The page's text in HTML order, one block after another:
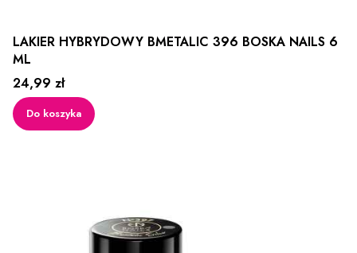
LAKIER HYBRYDOWY BMETALIC 396 BOSKA NAILS 6
ML
Cena
24,99 zł
Do koszyka